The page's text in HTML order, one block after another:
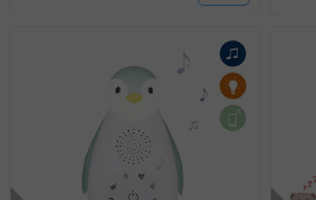
經消費者拆封之影音商品或
等）。
非以有形媒介提供之數位內
上服務，經消費者事先同意
戲或活動點數等）。
已拆封之以下類型商品：